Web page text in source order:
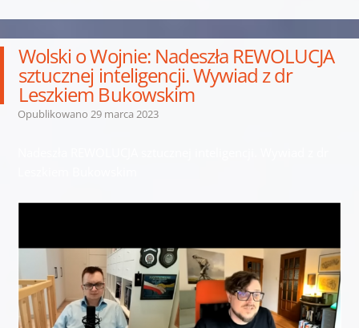
Wolski o Wojnie: Nadeszła REWOLUCJA
sztucznej inteligencji. Wywiad z dr
Leszkiem Bukowskim
Opublikowano 29 marca 2023